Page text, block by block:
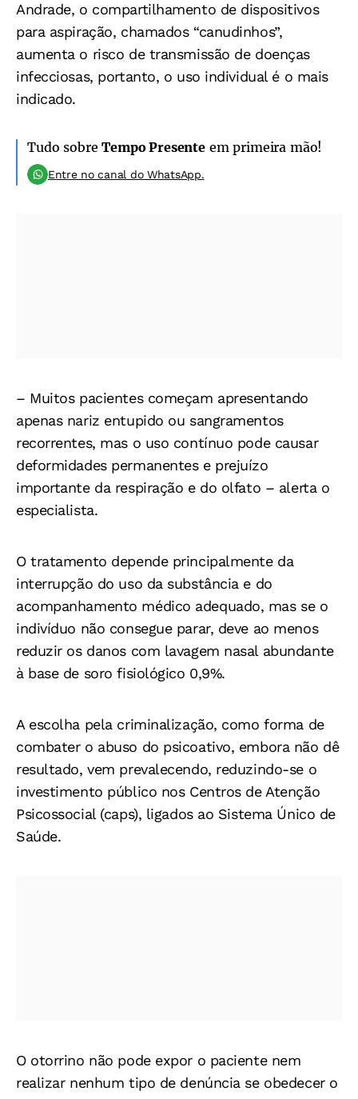
Andrade, o compartilhamento de dispositivos
para aspiração, chamados “canudinhos”,
aumenta o risco de transmissão de doenças
infecciosas, portanto, o uso individual é o mais
indicado.
Tudo sobreTempo Presente em primeira mão!
Entre no canal do WhatsApp.
– Muitos pacientes começam apresentando
apenas nariz entupido ou sangramentos
recorrentes, mas o uso contínuo pode causar
deformidades permanentes e prejuízo
importante da respiração e do olfato – alerta o
especialista.
O tratamento depende principalmente da
interrupção do uso da substância e do
acompanhamento médico adequado, mas se o
indivíduo não consegue parar, deve ao menos
reduzir os danos com lavagem nasal abundante
à base de soro fisiológico 0,9%.
A escolha pela criminalização, como forma de
combater o abuso do psicoativo, embora não dê
resultado, vem prevalecendo, reduzindo-se o
investimento público nos Centros de Atenção
Psicossocial (caps), ligados ao Sistema Único de
Saúde.
O otorrino não pode expor o paciente nem
realizar nenhum tipo de denúncia se obedecer o